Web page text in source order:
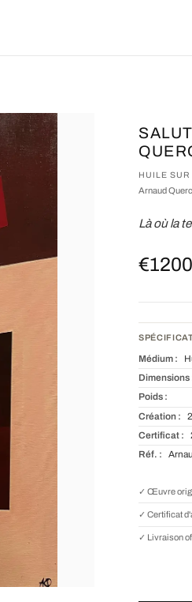
HUILE
Arnaud
Là où la
€1200
Médium :
Dimensions
Poids :
Création :
Certificat :
Réf. :
✓ Œuvre
✓ Certificat
✓ Livraison